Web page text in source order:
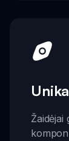
Žaidėjai